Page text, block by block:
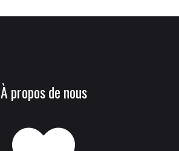
À propos de nous